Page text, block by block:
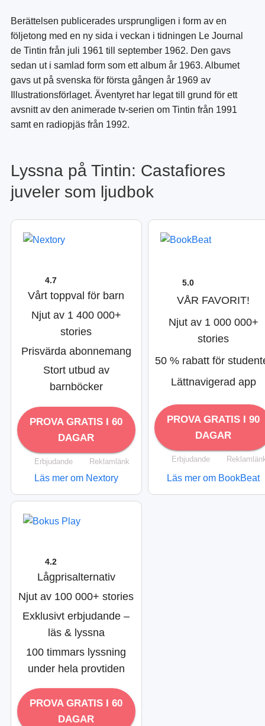
Berättelsen publicerades ursprungligen i form av en
följetong med en ny sida i veckan i tidningen Le Journal
de Tintin från juli 1961 till september 1962. Den gavs
sedan ut i samlad form som ett album år 1963. Albumet
gavs ut på svenska för första gången år 1969 av
Illustrationsförlaget. Äventyret har legat till grund för ett
avsnitt av den animerade tv-serien om Tintin från 1991
samt en radiopjäs från 1992.
Lyssna på Tintin: Castafiores
juveler som ljudbok
4.7
Vårt toppval för barn
Njut av 1 400 000+
stories
Prisvärda abonnemang
Stort utbud av
barnböcker
PROVA GRATIS I 60
DAGAR
Erbjudande Reklamlänk
Läs mer om Nextory
5.0
VÅR FAVORIT!
Njut av 1 000 000+
stories
50 % rabatt för
Lättnavigerad app
PROVA GRATIS I 90
DAGAR
Erbjudande
Läs mer om BookBeat
4.2
Lågprisalternativ
Njut av 100 000+ stories
Exklusivt erbjudande –
läs & lyssna
100 timmars lyssning
under hela provtiden
PROVA GRATIS I 60
DAGAR